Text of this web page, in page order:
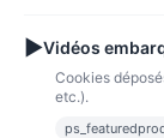
▶Vidéos
Cookies
etc.).